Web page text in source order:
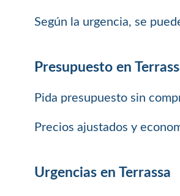
Según la urgencia, se
Presupuesto en
Pida presupuesto sin
Precios ajustados y
Urgencias en Terrassa